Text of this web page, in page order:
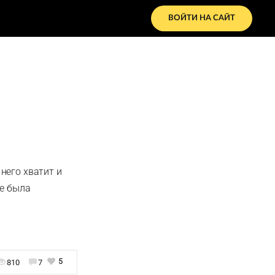
ВОЙТИ НА САЙТ
хватит и
была
810 7 5